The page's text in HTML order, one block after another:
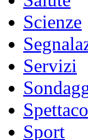
Scienze
Servizi
Sport